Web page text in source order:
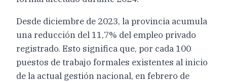
Desde diciembre de 2023, la provincia acumula
una reducción del 11,7% del empleo privado
registrado. Esto significa que, por cada 100
puestos de trabajo formales existentes al inicio
de la actual gestión nacional, en febrero de